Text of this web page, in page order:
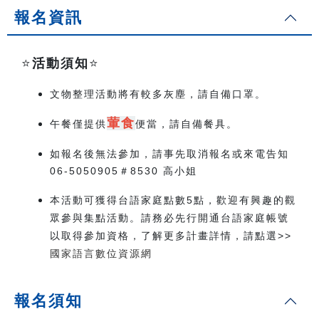
報名資訊
⭐️活動須知 ⭐️
文物整理活動將有較多灰塵，請自備口罩。
午餐僅提供葷食便當，請自備餐具。
如報名後無法參加，請事先取消報名或來電告知
06-5050905＃8530 高小姐
本活動可獲得台語家庭點數5點，歡迎有興趣的觀
眾參與集點活動。請務必先行開通台語家庭帳號
以取得參加資格，了解更多計畫詳情，請點選>>
國家語言數位資源網
報名須知